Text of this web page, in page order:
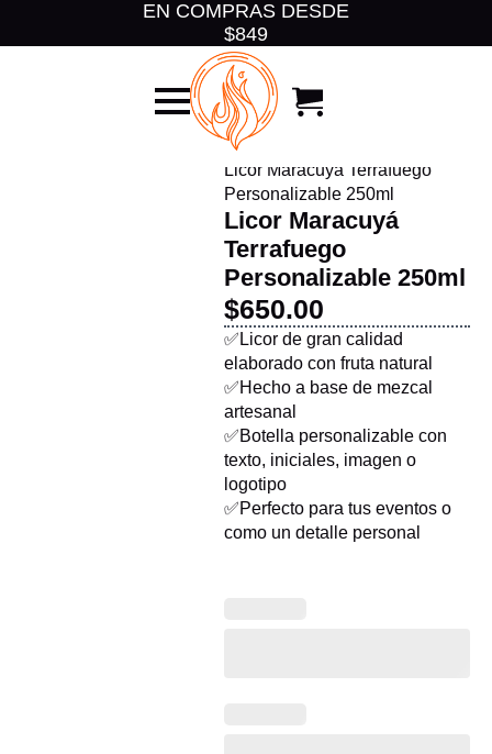
EN COMPRAS DESDE
$849
Inicio
Licores Personalizables
Licor Maracuyá Terrafuego
Personalizable 250ml
Licor Maracuyá
Terrafuego
Personalizable 250ml
$650.00
✅Licor de gran calidad
elaborado con fruta natural
✅Hecho a base de mezcal
artesanal
✅Botella personalizable con
texto, iniciales, imagen o
logotipo
✅Perfecto para tus eventos o
como un detalle personal